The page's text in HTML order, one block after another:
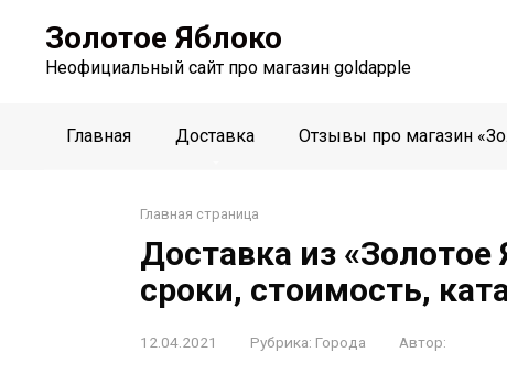
контенту
Золотое Яблоко
Неофициальный сайт про магазин goldapple
Главная Доставка Отзывы про магазин
Главная страница
Доставка из
сроки, стоимость,
12.04.2021 Рубрика: Города Автор: